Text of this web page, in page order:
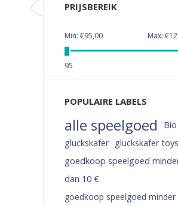
PRIJSBEREIK
Min: €95,00 Max:
95
POPULAIRE LABELS
alle speelgoed
Bio
gluckskafer gluckskafer toys
goedkoop speelgoed
dan 10 €
goedkoop speelgoed minder